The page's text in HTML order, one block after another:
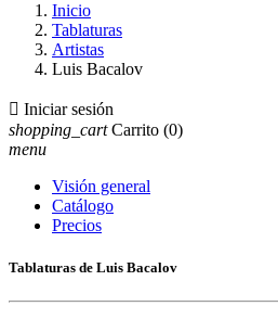
Inicio
Tablaturas
Artistas
Luis Bacalov
 Iniciar sesión
shopping_cart Carrito (0)
menu
Visión general
Catálogo
Precios
Tablaturas de Luis Bacalov